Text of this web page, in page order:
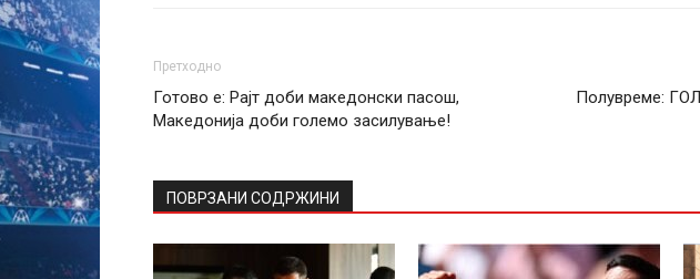
Претходно
Готово е: Рајт доби македонски пасош,
Македонија доби големо засилување!
Полувреме:
ПОВРЗАНИ СОДРЖИНИ